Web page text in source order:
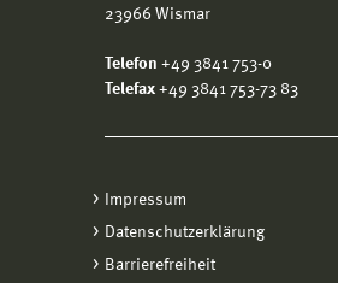
23966 Wismar
Telefon +49 3841 753-0
Telefax +49 3841 753-73 83
Impressum
Datenschutzerklärung
Barrierefreiheit